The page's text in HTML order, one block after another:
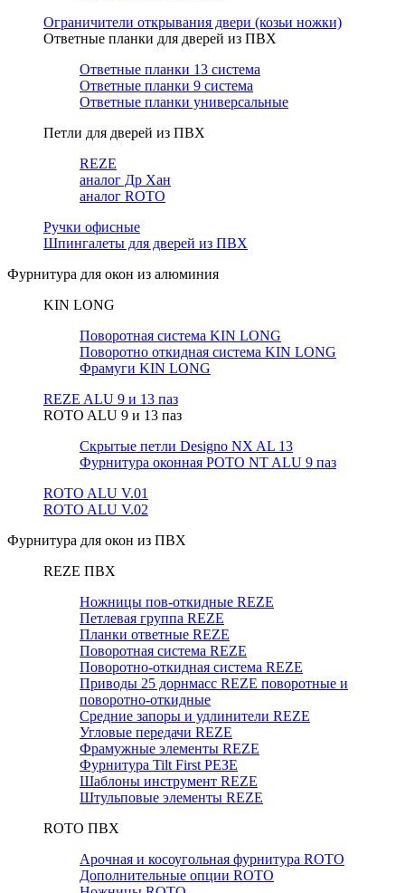
Ограничители открывания двери (козьи ножки)
Ответные планки для дверей из ПВХ
Ответные планки 13 система
Ответные планки 9 система
Ответные планки универсальные
Петли для дверей из ПВХ
REZE
аналог Др Хан
аналог ROTO
Ручки офисные
Шпингалеты для дверей из ПВХ
Фурнитура для окон из алюминия
KIN LONG
Поворотная система KIN LONG
Поворотно откидная система KIN LONG
Фрамуги KIN LONG
REZE ALU 9 и 13 паз
ROTO ALU 9 и 13 паз
Скрытые петли Designo NX AL 13
Фурнитура оконная РОТО NT ALU 9 паз
ROTO ALU V.01
ROTO ALU V.02
Фурнитура для окон из ПВХ
REZE ПВХ
Ножницы пов-откидные REZE
Петлевая группа REZE
Планки ответные REZE
Поворотная система REZE
Поворотно-откидная система REZE
Приводы 25 дорнмасс REZE поворотные и
поворотно-откидные
Средние запоры и удлинители REZE
Угловые передачи REZE
Фрамужные элементы REZE
Фурнитура Tilt First РЕЗЕ
Шаблоны инструмент REZE
Штульповые элементы REZE
RОTO ПВХ
Арочная и косоугольная фурнитура ROTO
Дополнительные опции ROTO